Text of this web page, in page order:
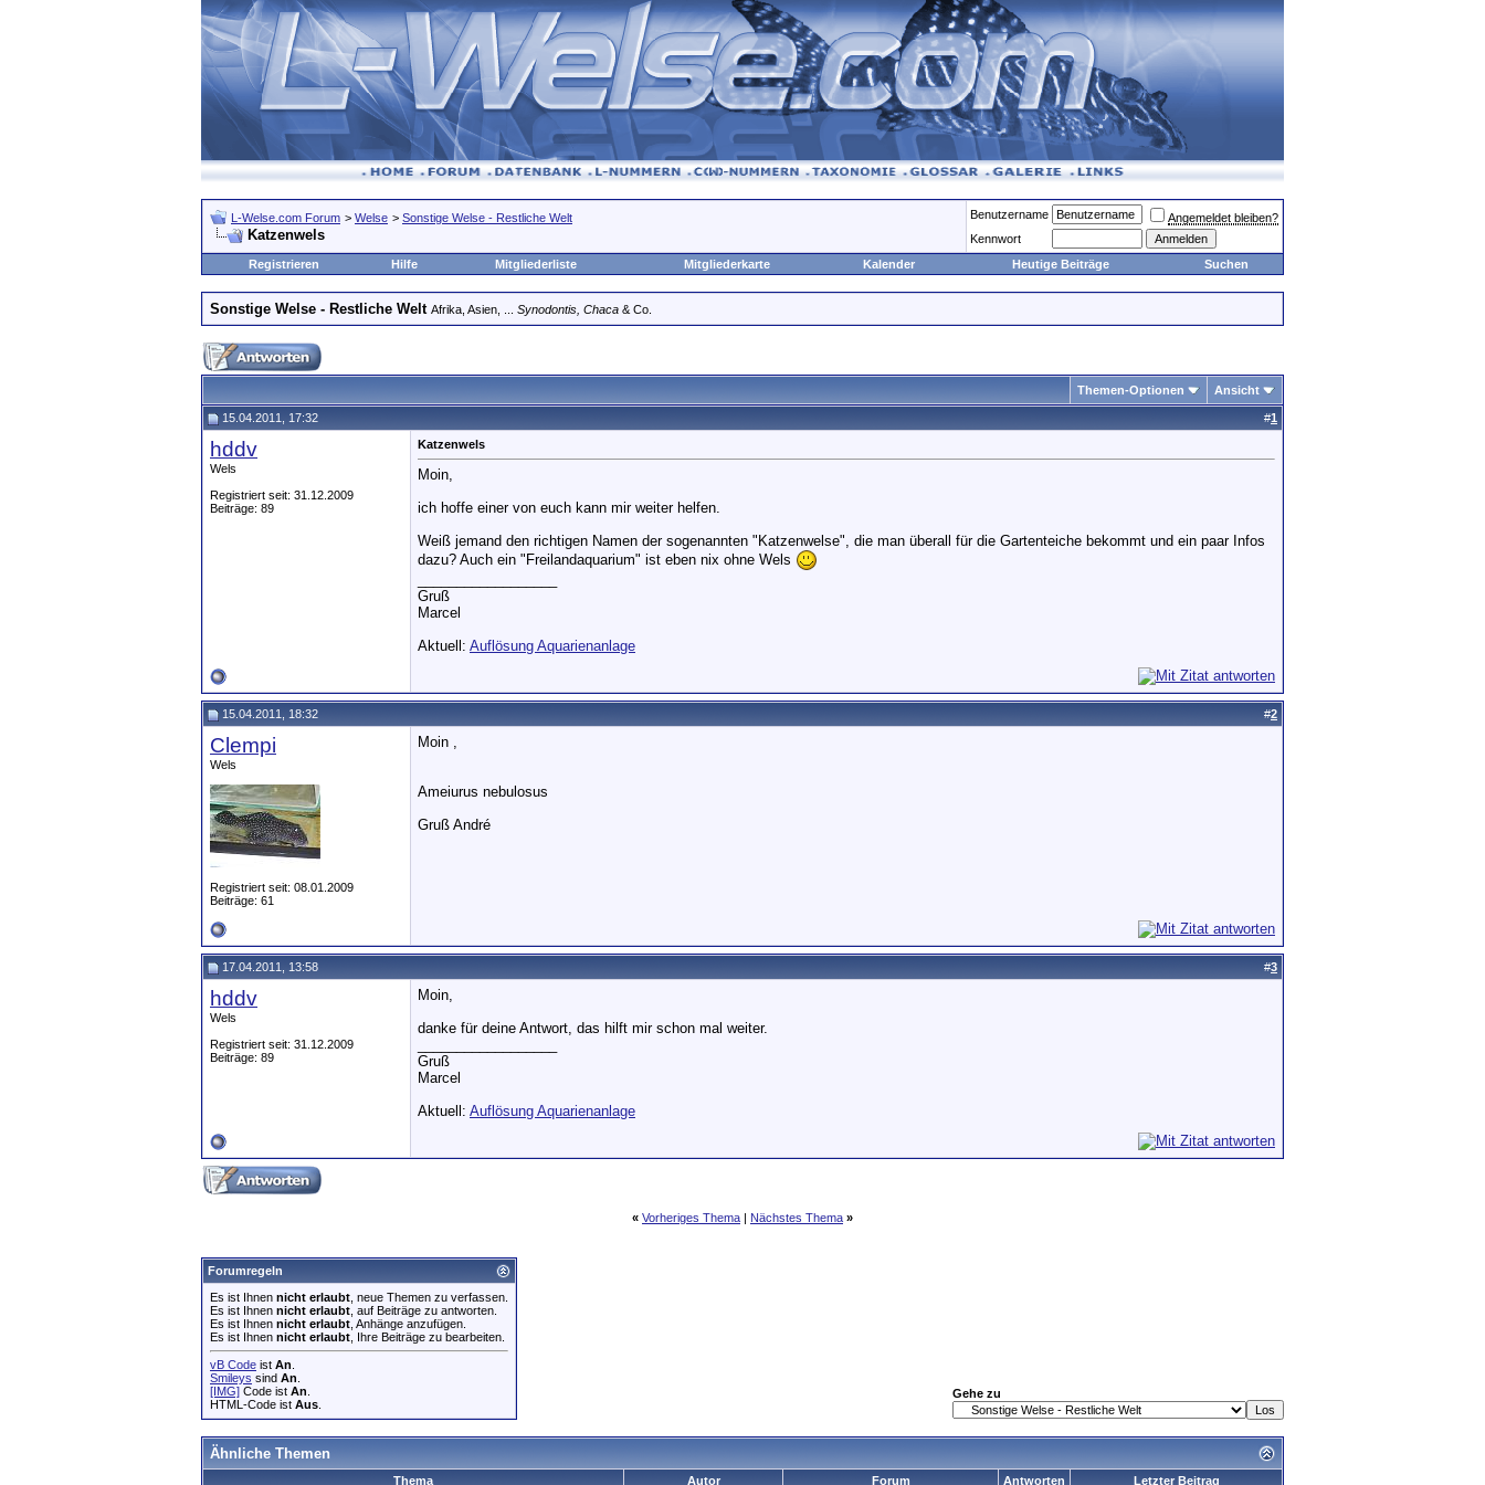
L-Welse.com Forum > Welse > Sonstige Welse - Restliche Welt
Katzenwels
Benutzername
Angemeldet bleiben?
Kennwort
Registrieren
Hilfe Mitgliederliste Mitgliederkarte Kalender Heutige Beiträge Suchen
Sonstige Welse - Restliche Welt Afrika, Asien, ... Synodontis, Chaca & Co.
Themen-Optionen Ansicht
15.04.2011, 17:32 #1
hddv
Wels
Registriert seit: 31.12.2009
Beiträge: 89
Katzenwels
Moin,
ich hoffe einer von euch kann mir weiter helfen.
Weiß jemand den richtigen Namen der sogenannten "Katzenwelse", die man überall für die Gartenteiche bekommt und ein paar Infos
dazu? Auch ein "Freilandaquarium" ist eben nix ohne Wels
Gruß
Marcel
Aktuell: Auflösung Aquarienanlage
15.04.2011, 18:32 #2
Clempi
Wels
Registriert seit: 08.01.2009
Beiträge: 61
Moin ,
Ameiurus nebulosus
Gruß André
17.04.2011, 13:58 #3
hddv
Wels
Registriert seit: 31.12.2009
Beiträge: 89
Moin,
danke für deine Antwort, das hilft mir schon mal weiter.
Gruß
Marcel
Aktuell: Auflösung Aquarienanlage
« Vorheriges Thema | Nächstes Thema »
Forumregeln
Es ist Ihnen nicht erlaubt , neue Themen zu verfassen.
Es ist Ihnen nicht erlaubt , auf Beiträge zu antworten.
Es ist Ihnen nicht erlaubt , Anhänge anzufügen.
Es ist Ihnen nicht erlaubt , Ihre Beiträge zu bearbeiten.
vB Code ist An
Smileys sind An
[IMG] Code ist An
HTML-Code ist Aus
Gehe zu
Ähnliche Themen
Thema Autor Forum Antworten Letzter Beitrag